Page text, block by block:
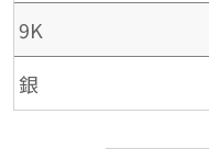
9K
銀